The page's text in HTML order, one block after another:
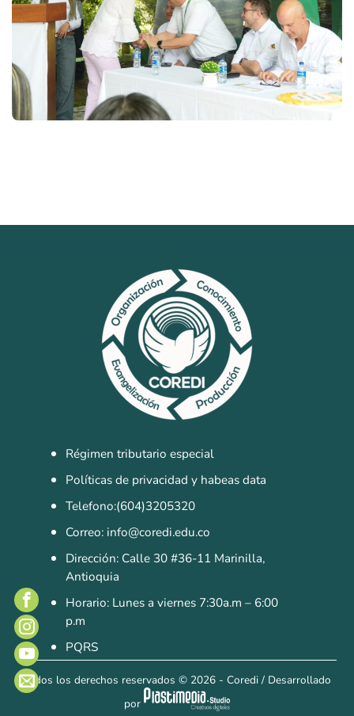
Sistemas de Gestión
Gestión de la Calidad
Gestión Humana
Seguridad y Salud en el Trabajo
Régimen tributario especial
Políticas de privacidad y habeas data
Telefono:(604)3205320
Correo: info@coredi.edu.co
Dirección: Calle 30 #36-11 Marinilla,
Antioquia
Horario: Lunes a viernes 7:30a.m – 6:00
p.m
PQRS
Todos los derechos reservados © 2026 - Coredi / Desarrollado
por